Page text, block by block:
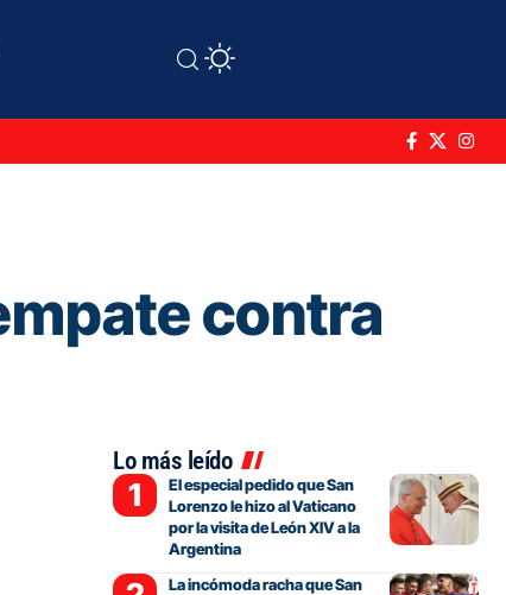
contra
Lo más leído
El especial pedido que San
Lorenzo le hizo al Vaticano
por la visita de León XIV a la
Argentina
La incómoda racha que San